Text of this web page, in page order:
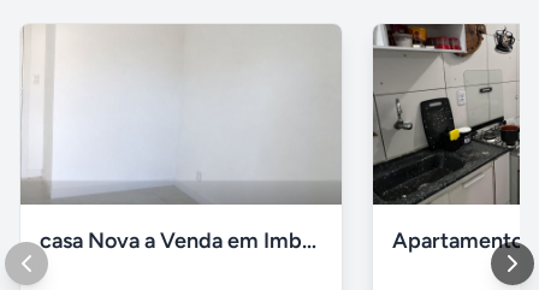
casa Nova a Venda em Imbé / rs